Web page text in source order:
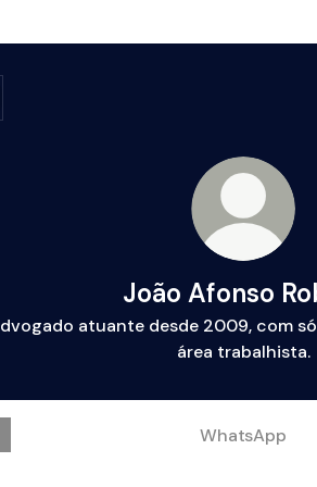
João Afonso
atuante desde 2009, com
área trabalhista.
WhatsApp